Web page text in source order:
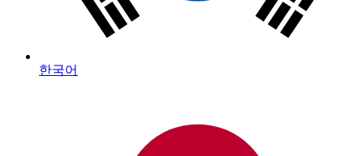
한국어